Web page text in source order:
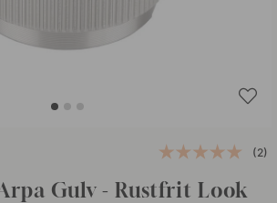
(2)
Gulv - Rustfrit Look